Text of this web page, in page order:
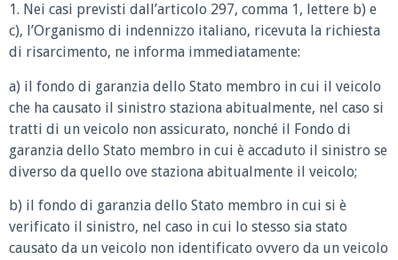
1. Nei casi previsti dall’articolo 297, comma 1, lettere b) e
c), l’Organismo di indennizzo italiano, ricevuta la richiesta
di risarcimento, ne informa immediatamente:
a) il fondo di garanzia dello Stato membro in cui il veicolo
che ha causato il sinistro staziona abitualmente, nel caso si
tratti di un veicolo non assicurato, nonché il Fondo di
garanzia dello Stato membro in cui è accaduto il sinistro se
diverso da quello ove staziona abitualmente il veicolo;
b) il fondo di garanzia dello Stato membro in cui si è
verificato il sinistro, nel caso in cui lo stesso sia stato
causato da un veicolo non identificato ovvero da un veicolo